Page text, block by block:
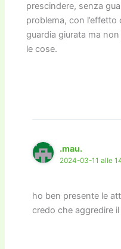
prescindere, senza
problema, con
guardia giurata ma
le cose.
.mau.
2024-03-11 alle
ho ben presente le
credo che aggredire